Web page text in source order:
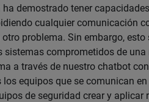
ha demostrado tener
cualquier comunicación
otro problema. Sin embargo,
sistemas comprometidos de
a través de nuestro chatbot
equipos que se comunican
de seguridad crear y